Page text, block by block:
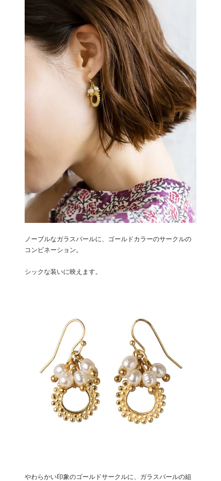
ノーブルなガラスパールに、ゴールドカラーのサークルの
コンビネーション。
シックな装いに映えます。
やわらかい印象のゴールドサークルに、ガラスパールの組